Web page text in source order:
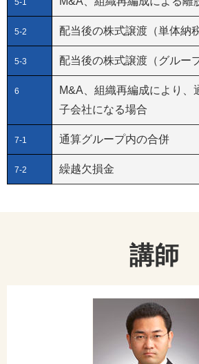
5-2 配当後の株式譲渡（単体納税
5-3 配当後の株式譲渡（グルー
6
M&A、組織再編成により、
子会社になる場合
7-1 通算グループ内の合併
7-2 繰越欠損金
講師